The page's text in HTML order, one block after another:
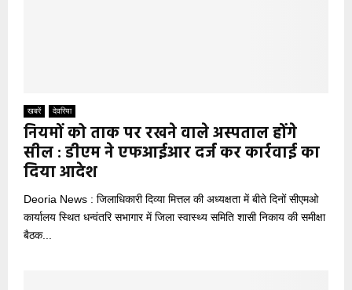
खबरें देवरिया
नियमों को ताक पर रखने वाले अस्पताल होंगे
सील : डीएम ने एफआईआर दर्ज कर कार्रवाई का
दिया आदेश
Deoria News : जिलाधिकारी दिव्या मित्तल की अध्यक्षता में बीते दिनों सीएमओ
कार्यालय स्थित धन्वंतरि सभागार में जिला स्वास्थ्य समिति शासी निकाय की समीक्षा
बैठक...